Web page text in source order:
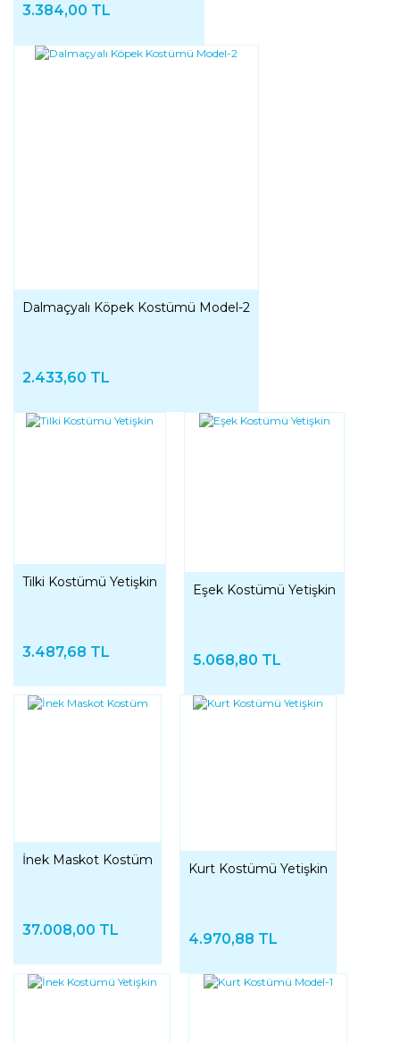
3.384,00 TL
Dalmaçyalı Köpek Kostümü Model-2
2.433,60 TL
Tilki Kostümü Yetişkin
3.487,68 TL
Eşek Kostümü Yetişkin
5.068,80 TL
İnek Maskot Kostüm
37.008,00 TL
Kurt Kostümü Yetişkin
4.970,88 TL